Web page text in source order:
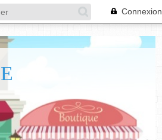
Connexion